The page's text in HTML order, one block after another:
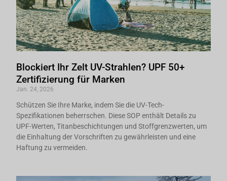
Blockiert Ihr Zelt UV-Strahlen? UPF 50+
Zertifizierung für Marken
Jan. 24, 2026
Schützen Sie Ihre Marke, indem Sie die UV-Tech-
Spezifikationen beherrschen. Diese SOP enthält Details zu
UPF-Werten, Titanbeschichtungen und Stoffgrenzwerten, um
die Einhaltung der Vorschriften zu gewährleisten und eine
Haftung zu vermeiden.